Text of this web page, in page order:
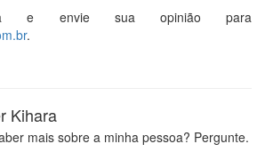
e envie sua opinião para
.
Kihara
mais sobre a minha pessoa? Pergunte.